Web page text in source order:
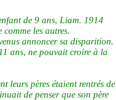
de 9 ans, Liam. 1914
les autres.
annoncer sa disparition.
ans, ne pouvait croire à la
leurs pères étaient rentrés de
de penser que son père